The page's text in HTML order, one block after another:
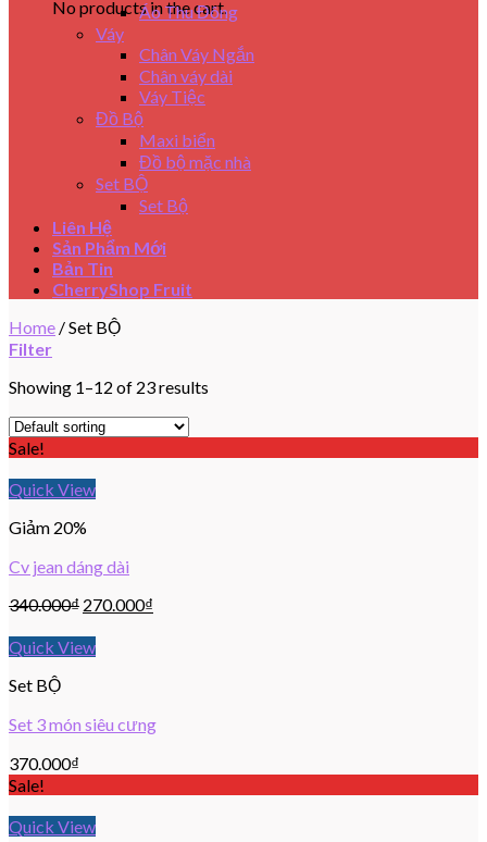
No products in the cart.
Áo Thu Đông
Váy
Chân Váy Ngắn
Chân váy dài
Váy Tiệc
Đồ Bộ
Maxi biển
Đồ bộ mặc nhà
Set BỘ
Set Bộ
Liên Hệ
Sản Phẩm Mới
Bản Tin
CherryShop Fruit
Home /Set BỘ
Filter
Showing 1–12 of 23 results
Sale!
Quick View
Giảm 20%
Cv jean dáng dài
340.000₫ 270.000₫
Quick View
Set BỘ
Set 3 món siêu cưng
370.000₫
Sale!
Quick View